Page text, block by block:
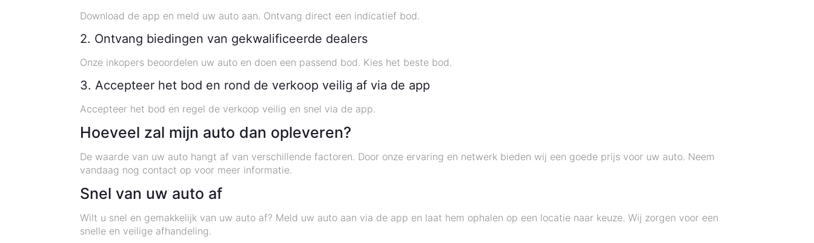
Download de app en meld uw auto aan. Ontvang direct een indicatief bod.
2. Ontvang biedingen van gekwalificeerde dealers
Onze inkopers beoordelen uw auto en doen een passend bod. Kies het beste bod.
3. Accepteer het bod en rond de verkoop veilig af via de app
Accepteer het bod en regel de verkoop veilig en snel via de app.
Hoeveel zal mijn auto dan opleveren?
De waarde van uw auto hangt af van verschillende factoren. Door onze ervaring en netwerk bieden wij een goede prijs voor uw auto. Neem
vandaag nog contact op voor meer informatie.
Snel van uw auto af
Wilt u snel en gemakkelijk van uw auto af? Meld uw auto aan via de app en laat hem ophalen op een locatie naar keuze. Wij zorgen voor een
snelle en veilige afhandeling.